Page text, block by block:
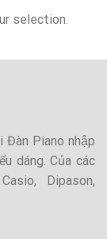
selection.
Đàn Piano nhập
dáng. Của các
Dipason,